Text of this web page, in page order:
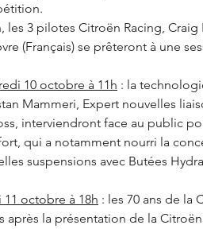
les 3 pilotes Citroën Racing,
(Français) se prêteront à une
10 octobre à 11h : la
Mammeri, Expert nouvelles
interviendront face au public
qui a notamment nourri la
suspensions avec Butées
11 octobre à 18h : les 70 ans de la
après la présentation de la